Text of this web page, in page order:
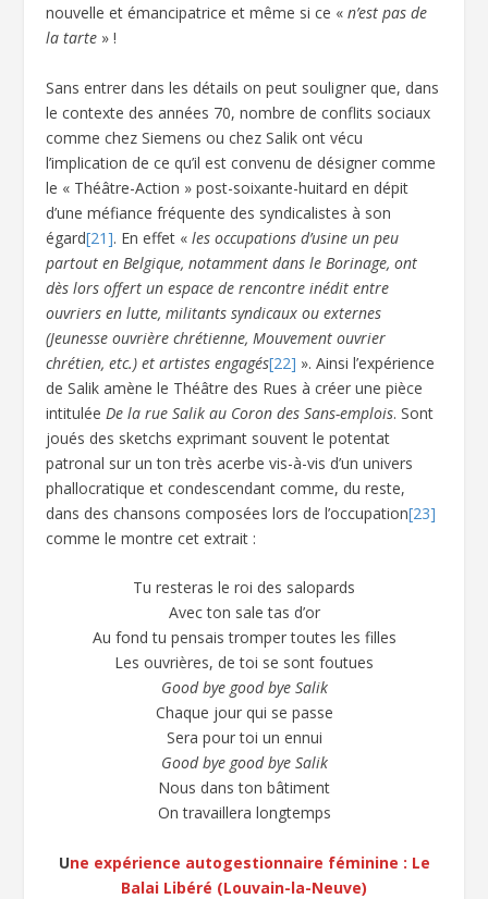
nouvelle et émancipatrice et même si ce «n’est pas de
la tarte » !
Sans entrer dans les détails on peut souligner que, dans
le contexte des années 70, nombre de conflits sociaux
comme chez Siemens ou chez Salik ont vécu
l’implication de ce qu’il est convenu de désigner comme
le « Théâtre-Action » post-soixante-huitard en dépit
d’une méfiance fréquente des syndicalistes à son
égard[21]. En effet «les occupations d’usine un peu
partout en Belgique, notamment dans le Borinage, ont
dès lors offert un espace de rencontre inédit entre
ouvriers en lutte, militants syndicaux ou externes
(Jeunesse ouvrière chrétienne, Mouvement ouvrier
chrétien, etc.) et artistes engagés[22] ». Ainsi l’expérience
de Salik amène le Théâtre des Rues à créer une pièce
intituléeDe la rue Salik au Coron des Sans-emplois. Sont
joués des sketchs exprimant souvent le potentat
patronal sur un ton très acerbe vis-à-vis d’un univers
phallocratique et condescendant comme, du reste,
dans des chansons composées lors de l’occupation[23]
comme le montre cet extrait :
Tu resteras le roi des salopards
Avec ton sale tas d’or
Au fond tu pensais tromper toutes les filles
Les ouvrières, de toi se sont foutues
Good bye good bye Salik
Chaque jour qui se passe
Sera pour toi un ennui
Good bye good bye Salik
Nous dans ton bâtiment
On travaillera longtemps
Une expérience autogestionnaire féminine : Le
Balai Libéré (Louvain-la-Neuve)